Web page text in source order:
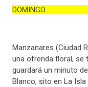
DOMINGO 12
Manzanares (Ciudad
una ofrenda floral, se
guardará un minuto
Blanco, sito en La